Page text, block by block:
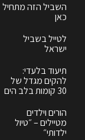
השביל הזה מתחיל
כאן
לטייל בשביל
ישראל
תיעוד בלעדי:
להקים מגדל של
30 קומות בלב הים
הורים וילדים
מטיילים – ״טיול
ילדותי״